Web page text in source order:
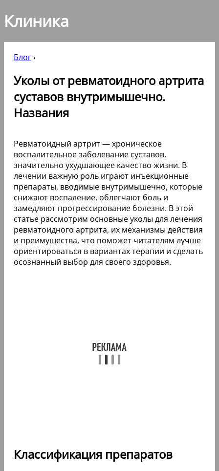
Клиника
Блог›
Уколы от ревматоидного артрита
суставов внутримышечно.
Названия
Ревматоидный артрит — хроническое
воспалительное заболевание суставов,
значительно ухудшающее качество жизни. В
лечении важную роль играют инъекционные
препараты, вводимые внутримышечно, которые
снижают воспаление, облегчают боль и
замедляют прогрессирование болезни. В этой
статье рассмотрим основные уколы для лечения
ревматоидного артрита, их механизмы действия
и преимущества, что поможет читателям лучше
ориентироваться в вариантах терапии и сделать
осознанный выбор для своего здоровья.
Классификация препаратов